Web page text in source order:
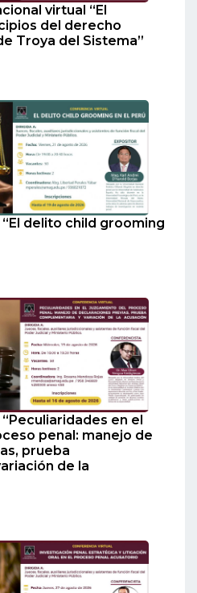
virtual “El
del derecho
Troya del Sistema”
delito child grooming
en el
penal: manejo de
prueba
de la